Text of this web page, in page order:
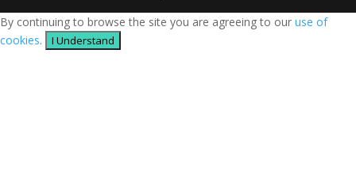
By continuing to browse the site you are agreeing to our use of
cookies. I Understand